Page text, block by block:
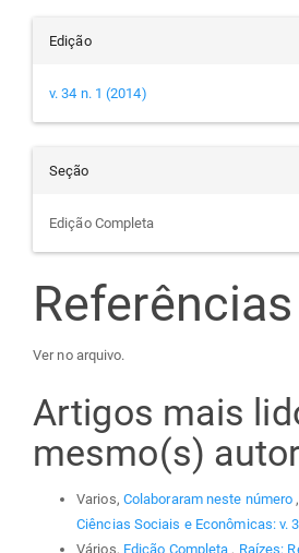
Edição
v. 34 n. 1 (2014)
Seção
Edição Completa
Referências
Ver no arquivo.
Artigos mais
mesmo(s)
Varios, Colaboraram neste número ,
Ciências Sociais e Econômicas: v.
Vários, Edição Completa , Raízes: